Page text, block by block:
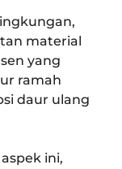
material
yang
ramah
daur ulang
ini,